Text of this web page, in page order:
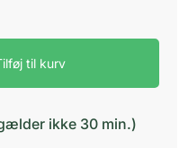
til kurv
ikke 30 min.)